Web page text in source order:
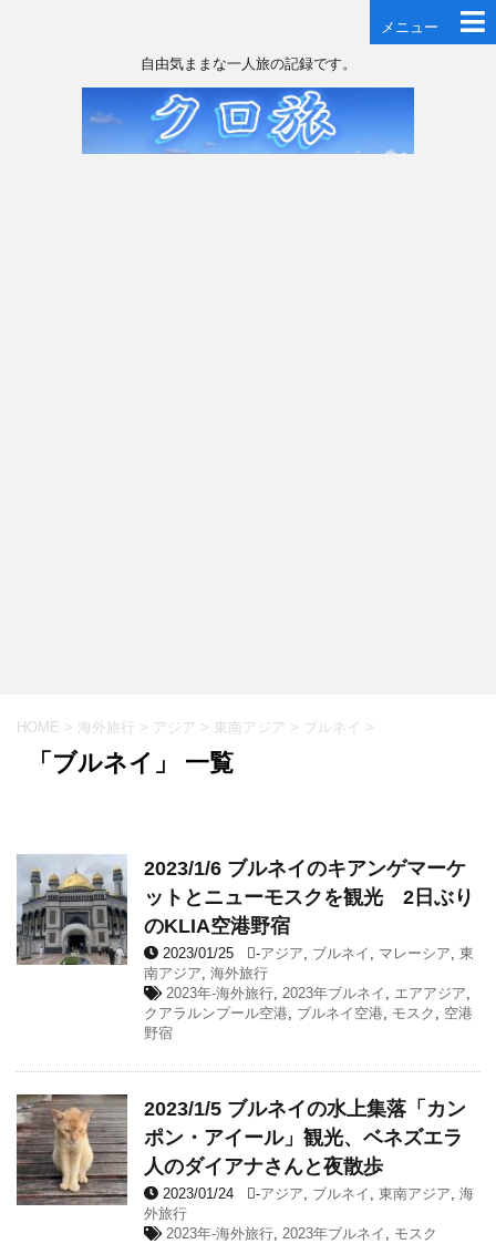
メニュー
自由気ままな一人旅の記録です。
HOME > 海外旅行 > アジア > 東南アジア > ブルネイ >
「ブルネイ」 一覧
2023/1/6 ブルネイのキアンゲマーケ
ットとニューモスクを観光 2日ぶり
のKLIA空港野宿
2023/01/25 -アジア, ブルネイ , マレーシア, 東
南アジア, 海外旅行
2023年-海外旅行, 2023年ブルネイ , エアアジア,
クアラルンプール空港, ブルネイ空港, モスク , 空港
野宿
2023/1/5 ブルネイの水上集落「カン
ポン・アイール」観光、ベネズエラ
人のダイアナさんと夜散歩
2023/01/24 -アジア, ブルネイ , 東南アジア, 海
外旅行
2023年-海外旅行, 2023年ブルネイ , モスク